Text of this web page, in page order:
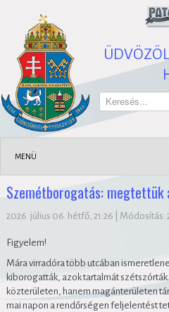
Keresés...
MENÜ
Szemétborogatás:
2026. július 06. hétfő, 21:26 Módosítás:
Figyelem!
Mára virradóra több utcában
kiborogatták, azok tartalmát
közterületen, hanem magánterületen
mai napon a rendőrségen feljelentést